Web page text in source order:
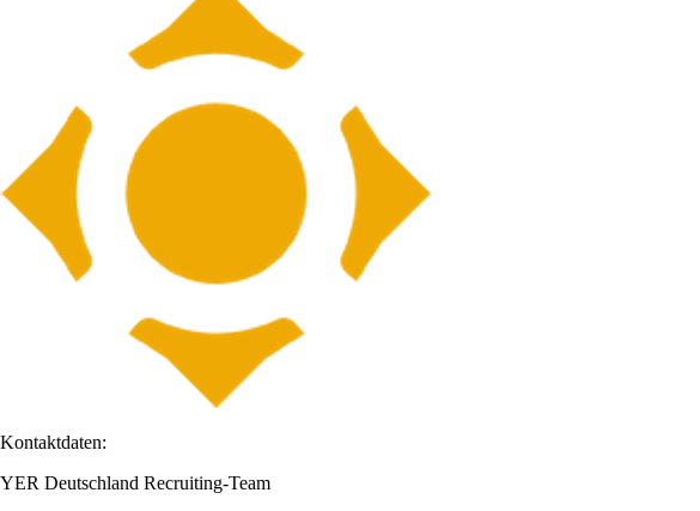
Kontaktdaten:
YER Deutschland Recruiting-Team